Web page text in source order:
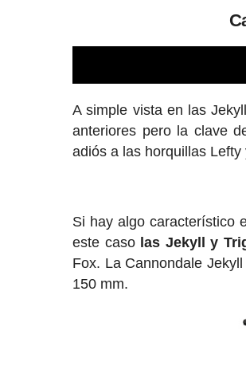
A simple vista en las
anteriores pero la clave
adiós a las horquillas
Si hay algo característico
este caso las Jekyll y
Fox. La Cannondale
150 mm.